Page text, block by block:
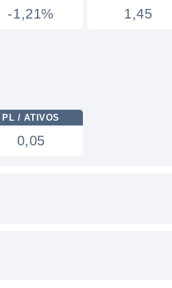
-1,21% 1,45
PL / ATIVOS
0,05